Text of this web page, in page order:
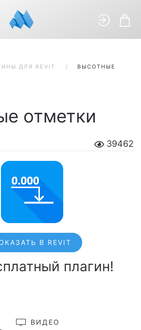
ДЛЯ REVIT ВЫСОТНЫЕ
отметки
39462
В REVIT
плагин!
ВИДЕО